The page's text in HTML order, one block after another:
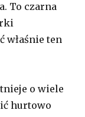
To czarna
właśnie ten
o wiele
hurtowo